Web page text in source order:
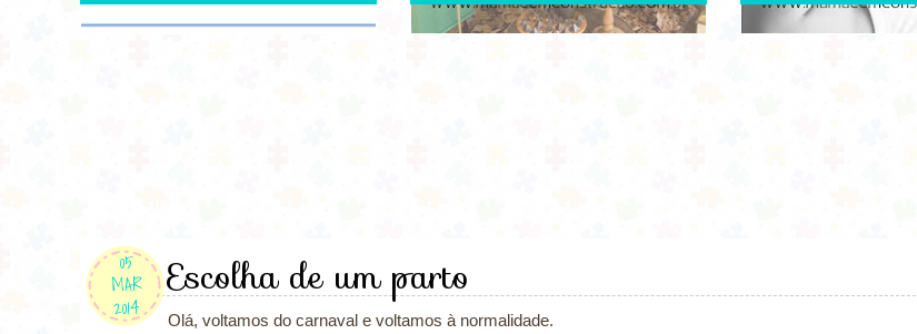
05
MAR
2014
Escolha de um parto
Olá, voltamos do carnaval e voltamos à normalidade.